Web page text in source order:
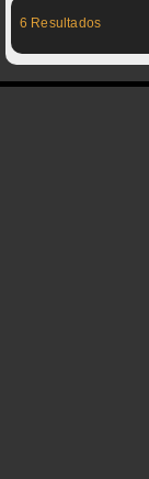
6 Resultados